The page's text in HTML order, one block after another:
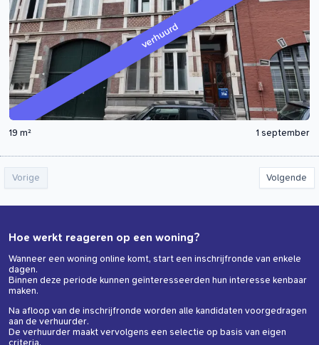
verhuurd
19 m² 1 september
Vorige Volgende
Hoe werkt reageren op een woning?
Wanneer een woning online komt, start een inschrijfronde van enkele
dagen.
Binnen deze periode kunnen geïnteresseerden hun interesse kenbaar
maken.
Na afloop van de inschrijfronde worden alle kandidaten voorgedragen
aan de verhuurder.
De verhuurder maakt vervolgens een selectie op basis van eigen
criteria.